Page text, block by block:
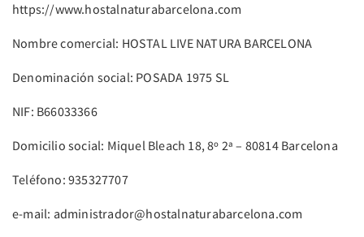
https://www.hostalnaturabarcelona.com
Nombre comercial: HOSTAL LIVE NATURA BARCELONA
Denominación social: POSADA 1975 SL
NIF: B66033366
Domicilio social: Miquel Bleach 18, 8º 2ª – 80814 Barcelona
Teléfono: 935327707
e-mail: administrador@hostalnaturabarcelona.com